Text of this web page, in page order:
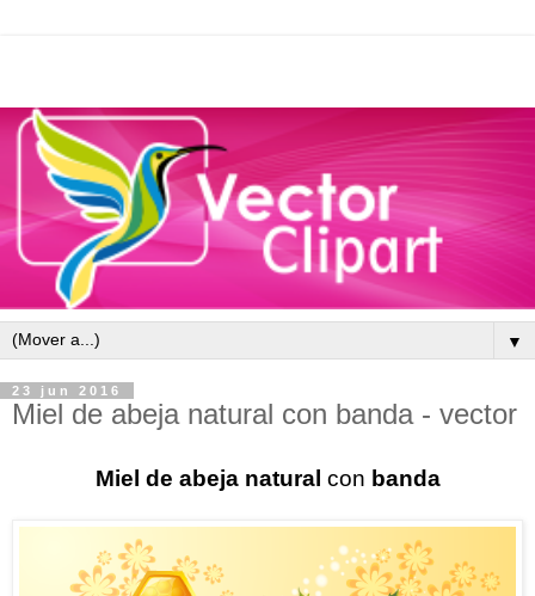
▼
23 jun 2016
Miel de abeja natural con banda - vector
Miel de abeja natural con banda